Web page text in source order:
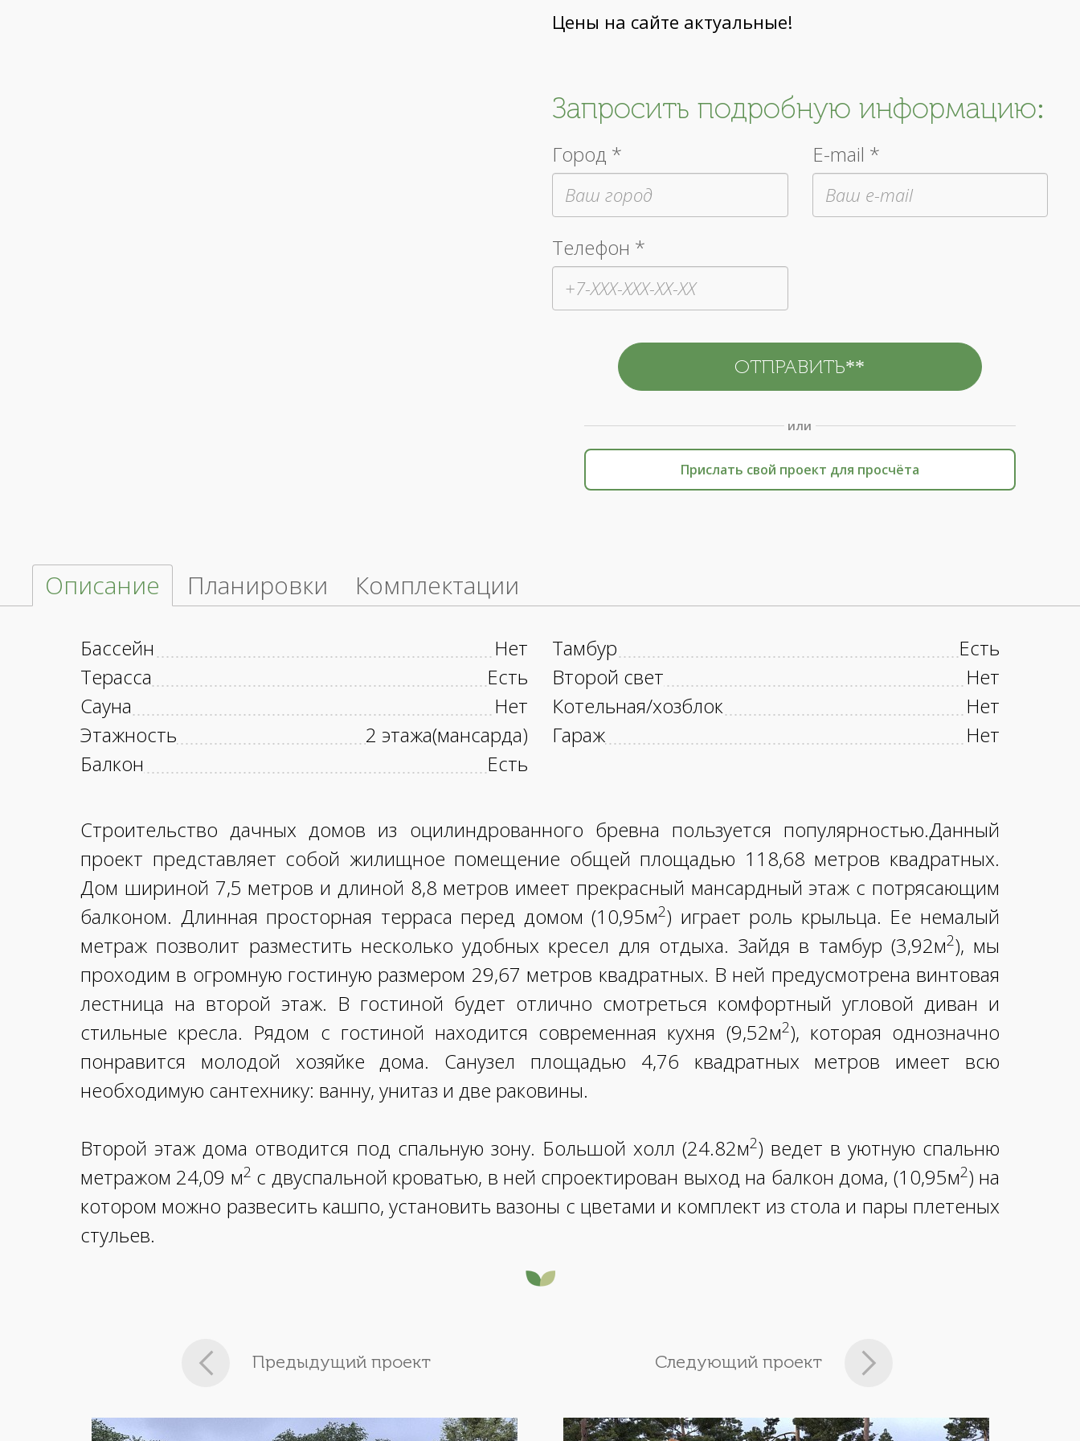
Цены на сайте актуальные!
Запросить подробную информацию:
Город * E-mail *
Телефон *
или
Прислать свой проект для просчёта
Описание Планировки Комплектации
Бассейн
Нет
Терасса
Есть
Сауна
Нет
Этажность
2 этажа(мансарда)
Балкон
Есть
Тамбур
Есть
Второй свет
Нет
Котельная/хозблок
Нет
Гараж
Нет
Строительство дачных домов из оцилиндрованного бревна пользуется популярностью.Данный
проект представляет собой жилищное помещение общей площадью 118,68 метров квадратных.
Дом шириной 7,5 метров и длиной 8,8 метров имеет прекрасный мансардный этаж с потрясающим
балконом. Длинная просторная терраса перед домом (10,95м2) играет роль крыльца. Ее немалый
метраж позволит разместить несколько удобных кресел для отдыха. Зайдя в тамбур (3,92м2), мы
проходим в огромную гостиную размером 29,67 метров квадратных. В ней предусмотрена винтовая
лестница на второй этаж. В гостиной будет отлично смотреться комфортный угловой диван и
стильные кресла. Рядом с гостиной находится современная кухня (9,52м2), которая однозначно
понравится молодой хозяйке дома. Санузел площадью 4,76 квадратных метров имеет всю
необходимую сантехнику: ванну, унитаз и две раковины.
Второй этаж дома отводится под спальную зону. Большой холл (24.82м2) ведет в уютную спальню
метражом 24,09 м2 с двуспальной кроватью, в ней спроектирован выход на балкон дома, (10,95м2) на
котором можно развесить кашпо, установить вазоны с цветами и комплект из стола и пары плетеных
стульев.
Предыдущий проект Следующий проект